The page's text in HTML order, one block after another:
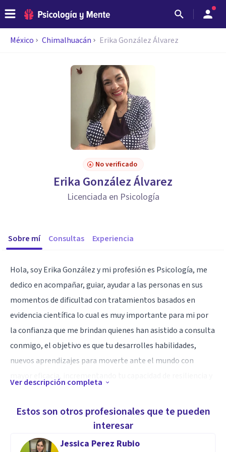
México Chimalhuacán Erika González Álvarez
No verificado
Erika González Álvarez
Licenciada en Psicología
Sobre mí Consultas Experiencia
Hola, soy Erika González y mi profesión es Psicología, me
dedico en acompañar, guiar, ayudar a las personas en sus
momentos de dificultad con tratamientos basados en
evidencia científica lo cual es muy importante para mi por
la confianza que me brindan quienes han asistido a consulta
conmigo, el objetivo es que tu desarrolles habilidades,
nuevos aprendizajes para moverte ante el mundo con
sufrimiento no tiene que ser para siempre, te enseñare una
manera diferente de relacionarte con tu dolor. Te espero.
Especialidad
Ver descripción completa
Estos son otros profesionales que te pueden
interesar
Jessica Perez Rubio